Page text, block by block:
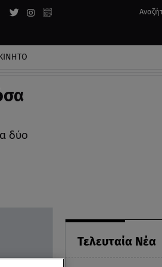
δύο
Τελευταία Νέα